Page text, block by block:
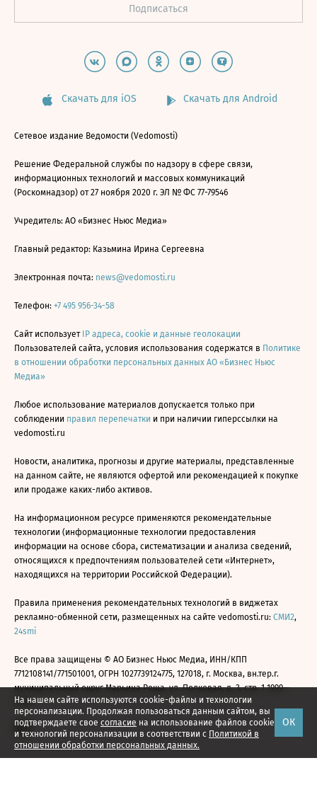
На нашем сайте используются cookie-файлы и технологии
персонализации. Продолжая пользоваться данным сайтом, вы
подтверждаете свое согласие на использование файлов cookie
и технологий персонализации в соответствии с Политикой в
отношении обработки персональных данных.
ОК
Скачать для iOS Скачать для Android
Сетевое издание Ведомости (Vedomosti)
Решение Федеральной службы по надзору в сфере связи,
информационных технологий и массовых коммуникаций
(Роскомнадзор) от 27 ноября 2020 г. ЭЛ № ФС 77-79546
Учредитель: АО «Бизнес Ньюс Медиа»
Главный редактор: Казьмина Ирина Сергеевна
Электронная почта: news@vedomosti.ru
Телефон: +7 495 956-34-58
Сайт использует IP адреса, cookie и данные геолокации
Пользователей сайта, условия использования содержатся в Политике
в отношении обработки персональных данных АО «Бизнес Ньюс
Медиа»
Любое использование материалов допускается только при
соблюдении правил перепечатки и при наличии гиперссылки на
vedomosti.ru
Новости, аналитика, прогнозы и другие материалы, представленные
на данном сайте, не являются офертой или рекомендацией к покупке
или продаже каких-либо активов.
На информационном ресурсе применяются рекомендательные
технологии (информационные технологии предоставления
информации на основе сбора, систематизации и анализа сведений,
относящихся к предпочтениям пользователей сети «Интернет»,
находящихся на территории Российской Федерации).
Правила применения рекомендательных технологий в виджетах
рекламно-обменной сети, размещенных на сайте vedomosti.ru: СМИ2,
24smi
Все права защищены © АО Бизнес Ньюс Медиа, ИНН/КПП
7712108141/771501001, ОГРН 1027739124775, 127018, г. Москва, вн.тер.г.
муниципальный округ Марьина Роща, ул. Полковая, д. 3, стр. 1 1999—
2026